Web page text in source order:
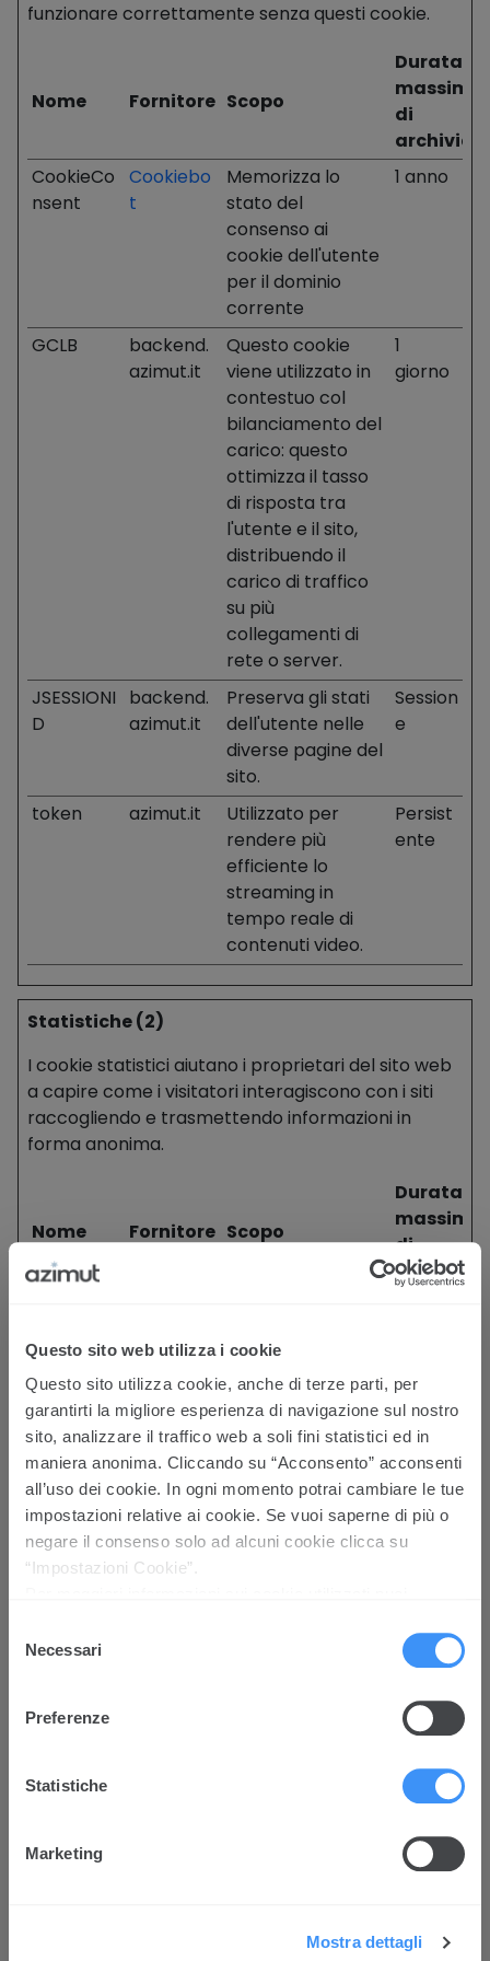
Questo sito web utilizza i cookie
Questo sito utilizza cookie, anche di terze parti, per
garantirti la migliore esperienza di navigazione sul nostro
sito, analizzare il traffico web a soli fini statistici ed in
maniera anonima. Cliccando su “Acconsento” acconsenti
all’uso dei cookie. In ogni momento potrai cambiare le tue
impostazioni relative ai cookie. Se vuoi saperne di più o
negare il consenso solo ad alcuni cookie clicca su
“Impostazioni Cookie”.
delNecessari
Preferenze
Statistiche
Marketing
Mostra dettagli
funzionare correttamente senza questi cookie.
Nome Fornitore Scopo
Durata
massima
di
CookieCo
nsent
Cookiebo
t
Memorizza lo
stato del
consenso ai
cookie dell'utente
per il dominio
corrente
1 anno
GCLB
backend.
azimut.it
Questo cookie
viene utilizzato in
contestuo col
bilanciamento del
carico: questo
ottimizza il tasso
di risposta tra
l'utente e il sito,
distribuendo il
carico di traffico
su più
collegamenti di
rete o server.
1
giorno
JSESSIONI
D
backend.
azimut.it
Preserva gli stati
dell'utente nelle
diverse pagine del
sito.
Session
e
token azimut.it
Utilizzato per
rendere più
efficiente lo
streaming in
tempo reale di
contenuti video.
Persist
ente
Statistiche (2)
I cookie statistici aiutano i proprietari del sito web
a capire come i visitatori interagiscono con i siti
raccogliendo e trasmettendo informazioni in
forma anonima.
Nome Fornitore Scopo
Durata
massima
di
accessi al sito
internet, come
numero di accessi,
tempo medio
trascorso sul sito
internet e quali
pagine sono state
lette.
_pk_ses
Matomo
Come modificare le impostazioni sui
Al momento dell'accesso a qualunque